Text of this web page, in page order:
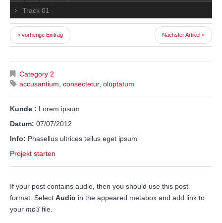
Track 01
« vorherige Eintrag Nächster Artikel »
Category 2
accusantium consectetur, oluptatum
Kunde : Lorem ipsum
Datum: 07/07/2012
Info: Phasellus ultrices tellus eget ipsum
Projekt starten
If your post contains audio, then you should use this post
format. Select Audio in the appeared metabox and add link to
your mp3 file.